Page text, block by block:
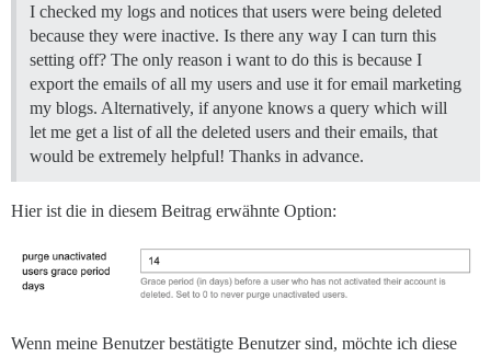
I checked my logs and notices that users were being deleted
because they were inactive. Is there any way I can turn this
setting off? The only reason i want to do this is because I
export the emails of all my users and use it for email marketing
my blogs. Alternatively, if anyone knows a query which will
let me get a list of all the deleted users and their emails, that
would be extremely helpful! Thanks in advance.
Hier ist die in diesem Beitrag erwähnte Option:
Wenn meine Benutzer bestätigte Benutzer sind, möchte ich diese